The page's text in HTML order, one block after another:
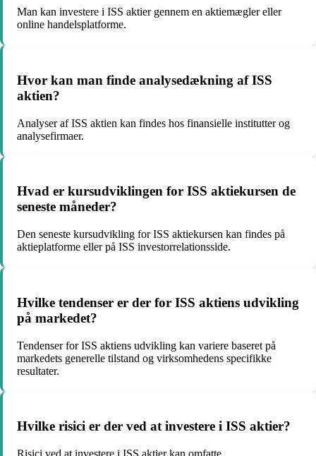
Man kan investere i ISS aktier gennem en aktiemægler eller
online handelsplatforme.
Hvor kan man finde analysedækning af ISS
aktien?
Analyser af ISS aktien kan findes hos finansielle institutter og
analysefirmaer.
Hvad er kursudviklingen for ISS aktiekursen de
seneste måneder?
Den seneste kursudvikling for ISS aktiekursen kan findes på
aktieplatforme eller på ISS investorrelationsside.
Hvilke tendenser er der for ISS aktiens udvikling
på markedet?
Tendenser for ISS aktiens udvikling kan variere baseret på
markedets generelle tilstand og virksomhedens specifikke
resultater.
Hvilke risici er der ved at investere i ISS aktier?
Risici ved at investere i ISS aktier kan omfatte